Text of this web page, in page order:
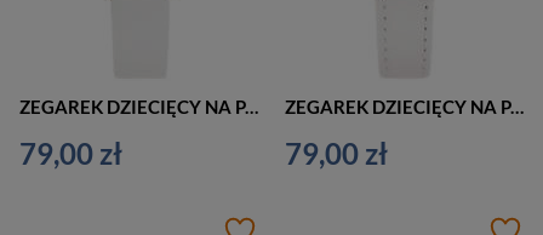
ZEGAREK DZIECIĘCY NA PASKU BIAŁY PERFECT L248 - KOMUNIJNY (zp968g)
79,00 zł
ZEGAREK DZIECIĘCY NA PASKU BIAŁY PERFECT - KOMUNIJNY (zp809b)
79,00 zł